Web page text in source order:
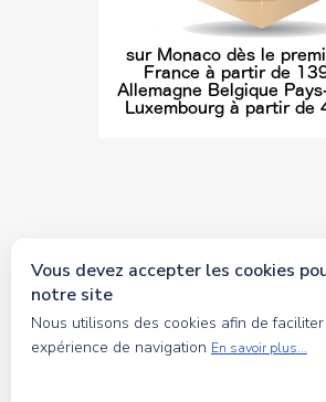
© 2026 tous droits réservés Toyscollection.
oceanesoft.com
Vous devez accepter les cookies
notre site
Nous utilisons des cookies afin de
expérience de navigation En savoir plus...